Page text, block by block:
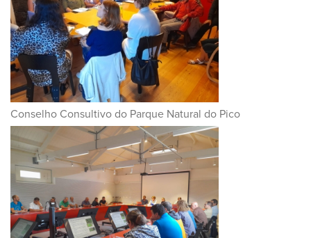
Conselho Consultivo do Parque Natural do Pico